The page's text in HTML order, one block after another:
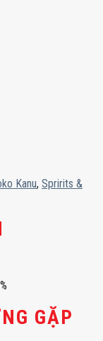
Kanu, Spririts &
GẶP